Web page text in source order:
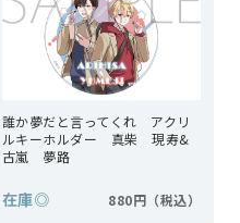
誰か夢だと言ってくれ アクリ
ルキーホルダー 真柴 現寿&
古嵐 夢路
在庫◎ 880円